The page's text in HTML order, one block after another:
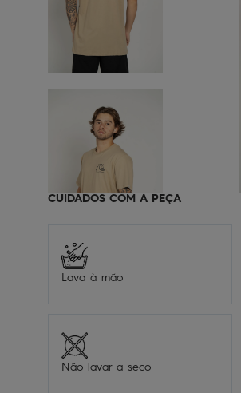
CUIDADOS COM A PEÇA
Lava à mão
Não lavar a seco